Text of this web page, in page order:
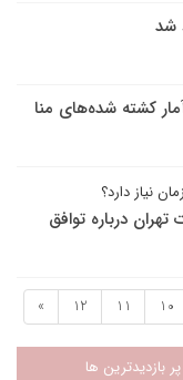
شد
آمار کشته شده‌های منا
نیاز دارد؟
تهران درباره توافق
10
11
12
»
پر بازدیدترین ها